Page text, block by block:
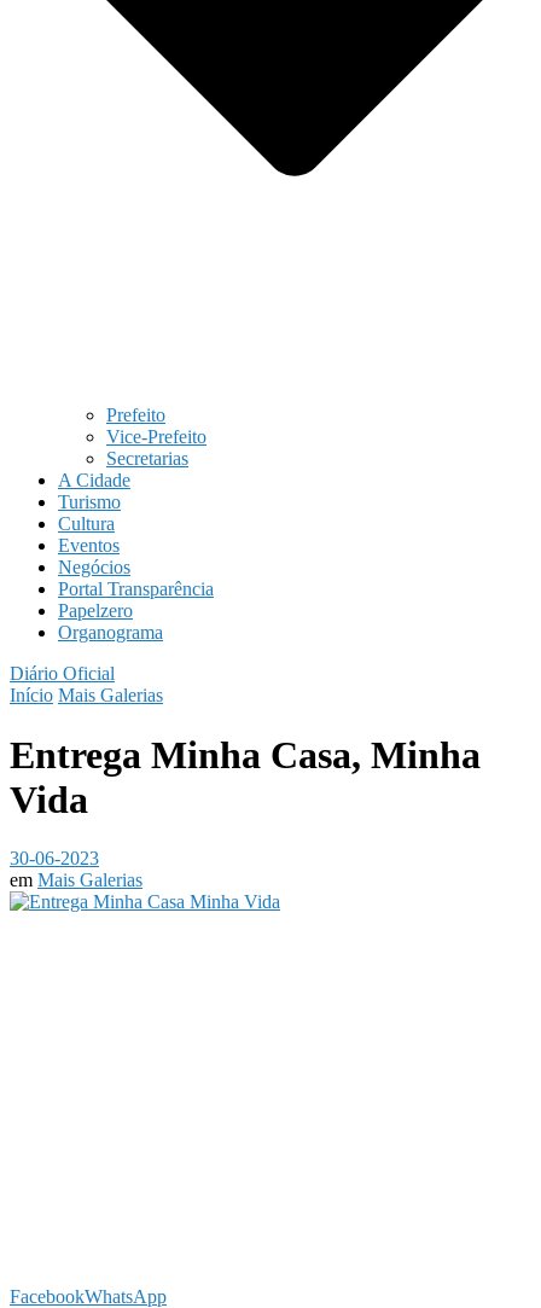
Prefeito
Vice-Prefeito
Secretarias
A Cidade
Turismo
Cultura
Eventos
Negócios
Portal Transparência
Papelzero
Organograma
Diário Oficial
Início Mais Galerias
Entrega Minha Casa, Minha
Vida
30-06-2023
em Mais Galerias
FacebookWhatsApp